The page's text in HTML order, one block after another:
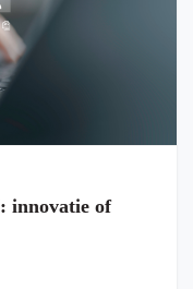
innovatie of